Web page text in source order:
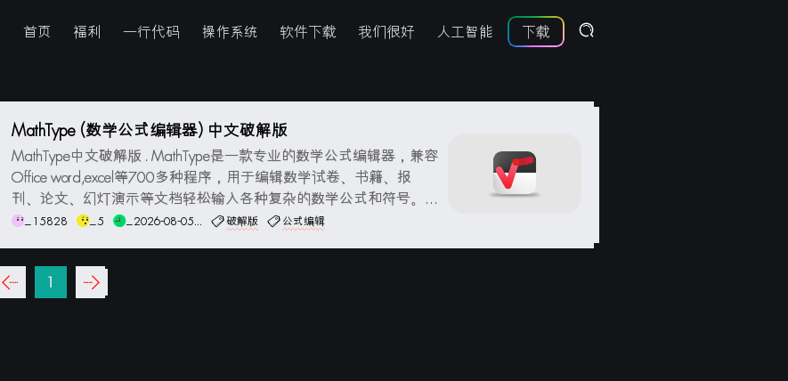
首页 下载
福利 一行代码 操作系统 软件下载 我们很好 人工智能
MathType (数学公式编辑器) 中文破解版
MathType中文破解版 . MathType是一款专业的数学公式编辑器，兼容
Office word,excel等700多种程序，用于编辑数学试卷、书籍、报
刊、论文、幻灯演示等文档轻松输入各种复杂的数学公式和符号。它
具有直观的界面和强大的功能，支持各种数学符号和格式，并提供多
_15828 _5 _2026-08-05... 破解版 公式编辑
‹‹ 1 ››